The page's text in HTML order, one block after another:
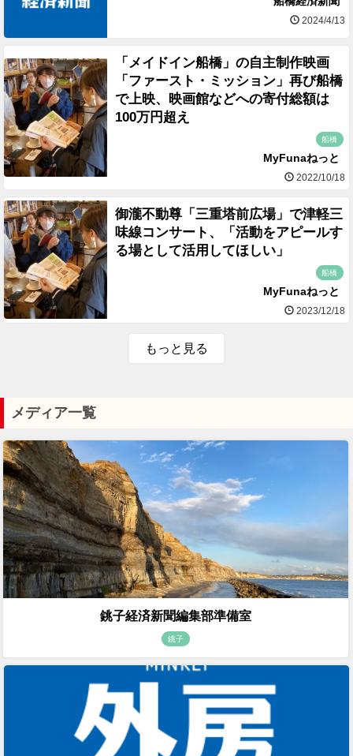
2024/4/13
「メイドイン船橋」の自主制作映画
「ファースト・ミッション」再び船橋
で上映、映画館などへの寄付総額は
100万円超え
船橋
MyFunaねっと
2022/10/18
御瀧不動尊「三重塔前広場」で津軽三
味線コンサート、「活動をアピールす
る場として活用してほしい」
船橋
MyFunaねっと
2023/12/18
もっと見る
メディア一覧
銚子経済新聞編集部準備室
銚子